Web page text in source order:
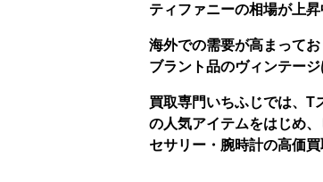
ティファニーの相場が上昇
海外での需要が高まって
ブラント品のヴィンテー
買取専門いちふじでは、T
の人気アイテムをはじめ
セサリー・腕時計の高価